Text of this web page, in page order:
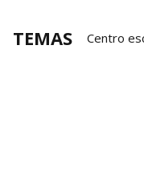
TEMAS Centro